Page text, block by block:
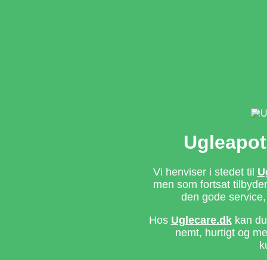
Vi henviser i stedet til
men som fortsat
den gode
Hos Uglecare.dkkan du
nemt, hurtigt og